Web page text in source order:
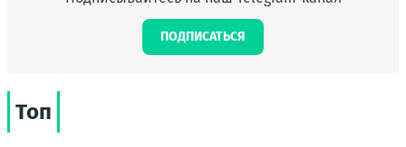
ПОДПИСАТЬСЯ
Топ